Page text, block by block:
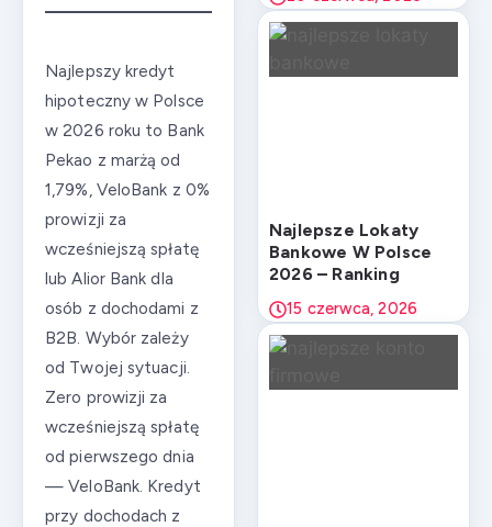
Najlepszy kredyt
hipoteczny w Polsce
w 2026 roku to Bank
Pekao z marżą od
1,79%, VeloBank z 0%
prowizji za
wcześniejszą spłatę
lub Alior Bank dla
osób z dochodami z
B2B. Wybór zależy
od Twojej sytuacji.
Zero prowizji za
wcześniejszą spłatę
od pierwszego dnia
— VeloBank. Kredyt
przy dochodach z
Najlepsze Lokaty
Bankowe W Polsce
2026 – Ranking
15 czerwca, 2026